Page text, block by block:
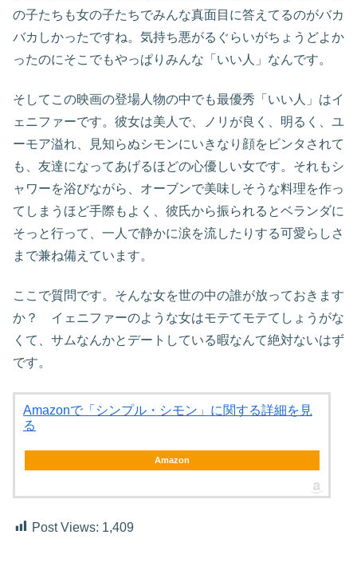
の子たちも女の子たちでみんな真面目に答えてるのがバカ
バカしかったですね。気持ち悪がるぐらいがちょうどよか
ったのにそこでもやっぱりみんな「いい人」なんです。
そしてこの映画の登場人物の中でも最優秀「いい人」はイ
ェニファーです。彼女は美人で、ノリが良く、明るく、ユ
ーモア溢れ、見知らぬシモンにいきなり顔をビンタされて
も、友達になってあげるほどの心優しい女です。それもシ
ャワーを浴びながら、オーブンで美味しそうな料理を作っ
てしまうほど手際もよく、彼氏から振られるとベランダに
そっと行って、一人で静かに涙を流したりする可愛らしさ
まで兼ね備えています。
ここで質問です。そんな女を世の中の誰が放っておきます
か？ イェニファーのような女はモテてモテてしょうがな
くて、サムなんかとデートしている暇なんて絶対ないはず
です。
Amazonで「シンプル・シモン」に関する詳細を見
る
Amazon
Post Views: 1,409